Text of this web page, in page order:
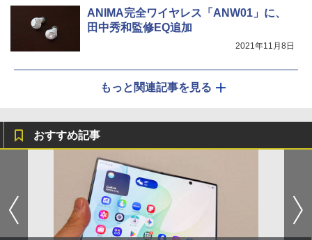
ANIMA完全ワイヤレス「ANW01」に、
田中秀和監修EQ追加
2021年11月8日
もっと関連記事を見る
おすすめ記事